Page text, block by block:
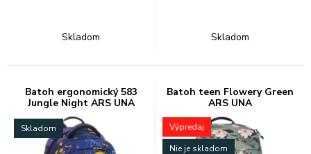
Skladom Skladom
Batoh ergonomický 583
Jungle Night ARS UNA
Skladom
Batoh teen Flowery Green
ARS UNA
Výpredaj
Nie je skladom